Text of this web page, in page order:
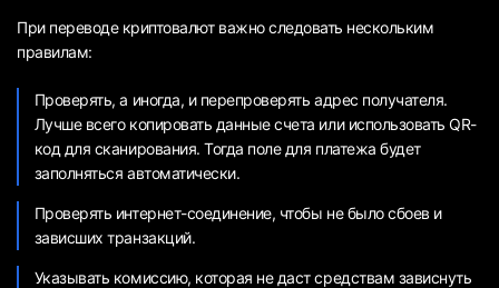
При переводе криптовалют важно следовать нескольким
правилам:
Проверять, а иногда, и перепроверять адрес получателя.
Лучше всего копировать данные счета или использовать QR-
код для сканирования. Тогда поле для платежа будет
заполняться автоматически.
Проверять интернет-соединение, чтобы не было сбоев и
зависших транзакций.
Указывать комиссию, которая не даст средствам зависнуть